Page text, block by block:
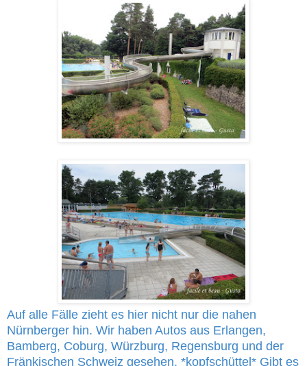
Auf alle Fälle zieht es hier nicht nur die nahen
Nürnberger hin. Wir haben Autos aus Erlangen,
Bamberg, Coburg, Würzburg, Regensburg und der
Fränkischen Schweiz gesehen. *kopfschüttel* Gibt es